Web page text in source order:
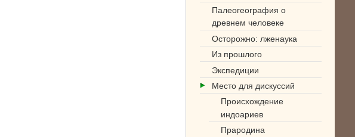
Палеогеография о
древнем человеке
Осторожно: лженаука
Из прошлого
Экспедиции
Место для дискуссий
Происхождение
индоариев
Прародина